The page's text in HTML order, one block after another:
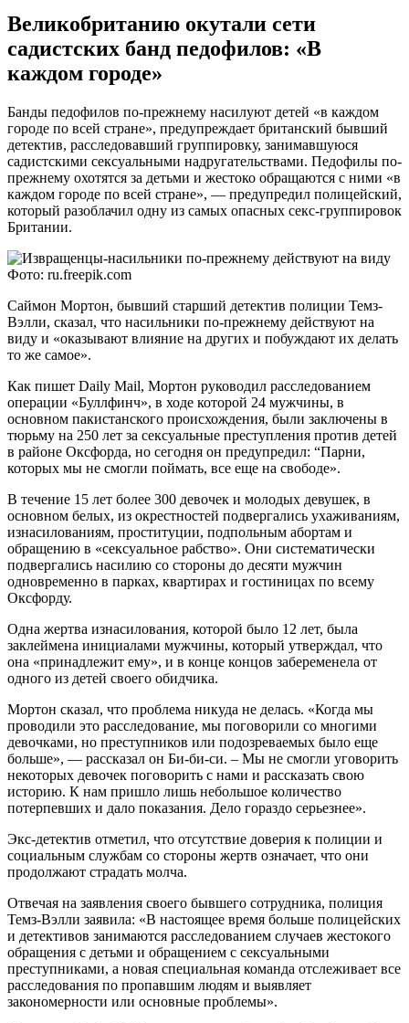
Великобританию окутали сети
садистских банд педофилов: «В
каждом городе»
Банды педофилов по-прежнему насилуют детей «в каждом
городе по всей стране», предупреждает британский бывший
детектив, расследовавший группировку, занимавшуюся
садистскими сексуальными надругательствами. Педофилы по-
прежнему охотятся за детьми и жестоко обращаются с ними «в
каждом городе по всей стране», — предупредил полицейский,
который разоблачил одну из самых опасных секс-группировок
Британии.
Фото: ru.freepik.com
Саймон Мортон, бывший старший детектив полиции Темз-
Вэлли, сказал, что насильники по-прежнему действуют на
виду и «оказывают влияние на других и побуждают их делать
то же самое».
Как пишет Daily Mail, Мортон руководил расследованием
операции «Буллфинч», в ходе которой 24 мужчины, в
основном пакистанского происхождения, были заключены в
тюрьму на 250 лет за сексуальные преступления против детей
в районе Оксфорда, но сегодня он предупредил: “Парни,
которых мы не смогли поймать, все еще на свободе».
В течение 15 лет более 300 девочек и молодых девушек, в
основном белых, из окрестностей подвергались ухаживаниям,
изнасилованиям, проституции, подпольным абортам и
обращению в «сексуальное рабство». Они систематически
подвергались насилию со стороны до десяти мужчин
одновременно в парках, квартирах и гостиницах по всему
Оксфорду.
Одна жертва изнасилования, которой было 12 лет, была
заклеймена инициалами мужчины, который утверждал, что
она «принадлежит ему», и в конце концов забеременела от
одного из детей своего обидчика.
Мортон сказал, что проблема никуда не делась. «Когда мы
проводили это расследование, мы поговорили со многими
девочками, но преступников или подозреваемых было еще
больше», — рассказал он Би-би-си. – Мы не смогли уговорить
некоторых девочек поговорить с нами и рассказать свою
историю. К нам пришло лишь небольшое количество
потерпевших и дало показания. Дело гораздо серьезнее».
Экс-детектив отметил, что отсутствие доверия к полиции и
социальным службам со стороны жертв означает, что они
продолжают страдать молча.
Отвечая на заявления своего бывшего сотрудника, полиция
Темз-Вэлли заявила: «В настоящее время больше полицейских
и детективов занимаются расследованием случаев жестокого
обращения с детьми и обращением с сексуальными
преступниками, а новая специальная команда отслеживает все
расследования по пропавшим людям и выявляет
закономерности или основные проблемы».